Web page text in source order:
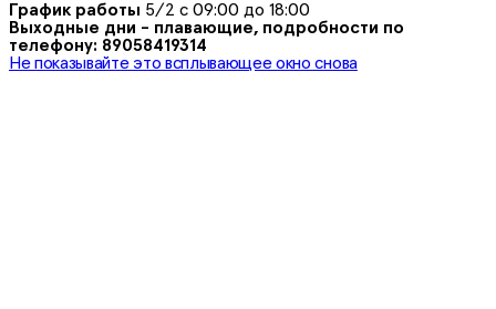
График работы 5/2 с 09:00 до 18:00
Выходные дни - плавающие, подробности по
телефону: 89058419314
Не показывайте это всплывающее окно снова